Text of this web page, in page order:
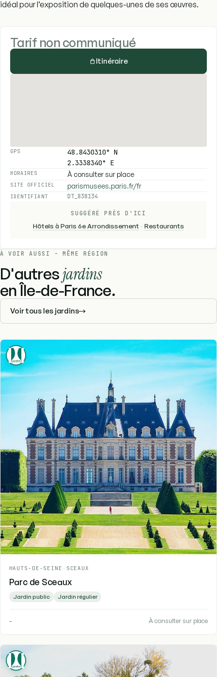
idéal pour l’exposition de quelques-unes de ses œuvres.
Tarif non communiqué
Itinéraire
GPS
48.8430310° N
2.3338340° E
HORAIRES À consulter sur place
SITE OFFICIEL parismusees.paris.fr/fr
IDENTIFIANT DT_838134
SUGGÉRÉ PRÈS D'ICI
Hôtels à Paris 6e Arrondissement -Restaurants
À VOIR AUSSI - MÊME RÉGION
D'autresjardins
en Île-de-France.
Voir tous les jardins
HAUTS-DE-SEINE - SCEAUX
Parc de Sceaux
Jardin public Jardin régulier
- À consulter sur place